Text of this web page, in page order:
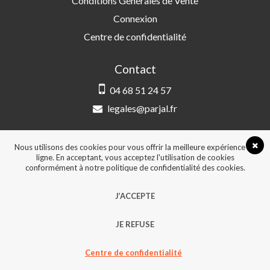
Connexion
Centre de confidentialité
Contact
04 68 51 24 57
legales@parjal.fr
3 Rue Saint-Amand, 66000 Perpignan
© 2026, Tous droits réservés - Design &
Nous utilisons des cookies pour vous offrir la meilleure expérience en
ligne. En acceptant, vous acceptez l'utilisation de cookies
conformément à notre politique de confidentialité des cookies.
J’ACCEPTE
JE REFUSE
Centre de confidentialité